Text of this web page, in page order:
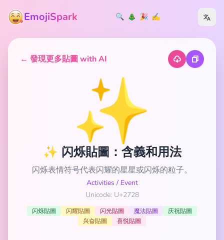
EmojiSpark 🔍 🎄 🎉 ✍️
← 發現更多貼圖 with AI
✨
✨ 闪烁貼圖：含義和用法
闪烁表情符号代表闪耀的星星或闪烁的粒子。
Activities / Event
Unicode: U+2728
闪烁貼圖 闪耀貼圖 闪光貼圖 魔法貼圖
庆祝貼圖
兴奋貼圖
喜悦貼圖